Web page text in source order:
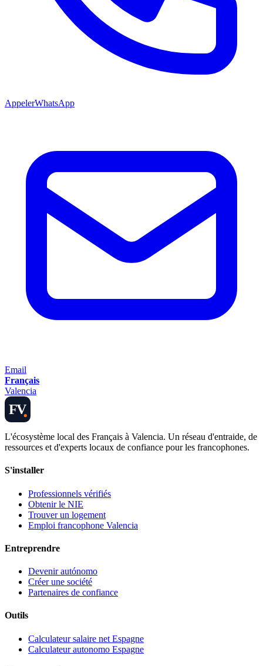
AppelerWhatsApp
Email
Français
Valencia
FV
L'écosystème local des Français à Valencia. Un réseau d'entraide, de
ressources et d'experts locaux de confiance pour les francophones.
S'installer
Professionnels vérifiés
Obtenir le NIE
Trouver un logement
Emploi francophone Valencia
Entreprendre
Devenir autónomo
Créer une société
Partenaires de confiance
Outils
Calculateur salaire net Espagne
Calculateur autonomo Espagne